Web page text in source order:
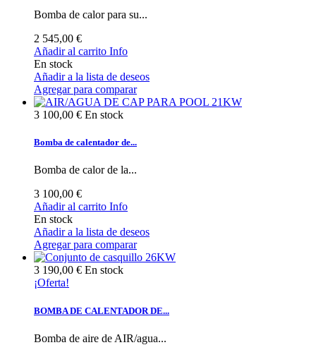
Bomba de calor para su...
2 545,00 €
Añadir al carrito Info
En stock
Añadir a la lista de deseos
Agregar para comparar
3 100,00 € En stock
Bomba de calentador de...
Bomba de calor de la...
3 100,00 €
Añadir al carrito Info
En stock
Añadir a la lista de deseos
Agregar para comparar
3 190,00 € En stock
¡Oferta!
BOMBA DE CALENTADOR DE...
Bomba de aire de AIR/agua...